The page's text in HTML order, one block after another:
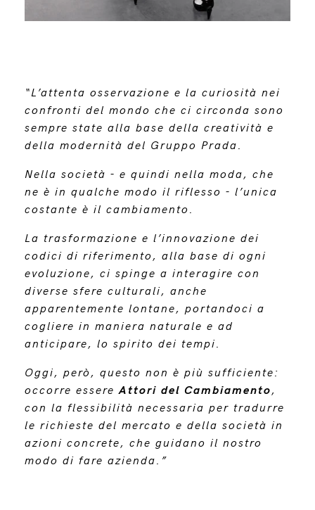
“L’attenta osservazione e la curiosità nei
confronti del mondo che ci circonda sono
sempre state alla base della creatività e
della modernità del Gruppo Prada.
Nella società - e quindi nella moda, che
ne è in qualche modo il riflesso - l’unica
costante è il cambiamento.
La trasformazione e l’innovazione dei
codici di riferimento, alla base di ogni
evoluzione, ci spinge a interagire con
diverse sfere culturali, anche
apparentemente lontane, portandoci a
cogliere in maniera naturale e ad
anticipare, lo spirito dei tempi.
Oggi, però, questo non è più sufficiente:
occorre essereAttori del Cambiamento,
con la flessibilità necessaria per tradurre
le richieste del mercato e della società in
azioni concrete, che guidano il nostro
modo di fare azienda. ”